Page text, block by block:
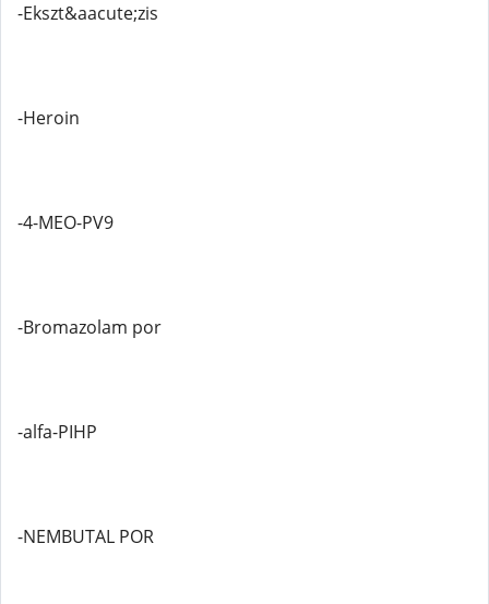
-Ekszt&aacute;zis
-Heroin
-4-MEO-PV9
-Bromazolam por
-alfa-PIHP
-NEMBUTAL POR